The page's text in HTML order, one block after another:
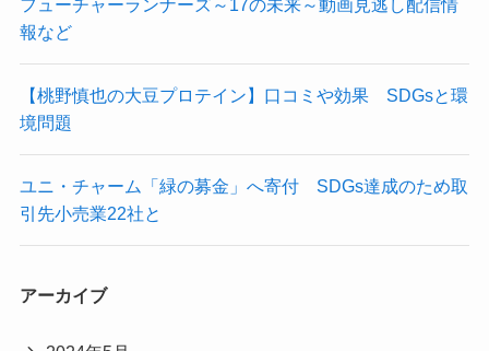
フューチャーランナーズ～17の未来～動画見逃し配信情
報など
【桃野慎也の大豆プロテイン】口コミや効果 SDGsと環
境問題
ユニ・チャーム「緑の募金」へ寄付 SDGs達成のため取
引先小売業22社と
アーカイブ